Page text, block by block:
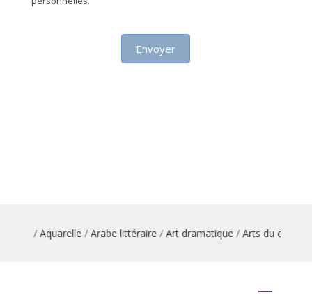
Envoyer
Aquarelle/Arabe littéraire/Art dramatique/Arts du cirque